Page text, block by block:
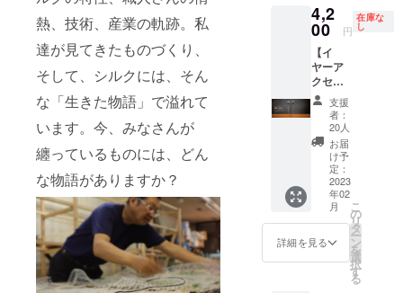
熱、技術、産業の軌跡。私
達が見てきたものづくり、
そして、シルクには、そん
な「生きた物語」で溢れて
います。今、みなさんが
纏っているものには、どん
な物語がありますか？
び方も
様々に
ます。
サイ
ズ：約
152cm
10cm
（白×黒
のリ
バーシ
ブルデ
ザイ
ン） 素
ルク
100%
160cm
×約
21cm
素材：
シルク
100%
（緯糸
黒に豊
田シル
クを使
用） 生
産国：
日本 ■
モニ
ターの
都合
上、掲
内容 ・
弊ブラ
ンド
HP（ト
ップ
ページ
下部を
予定）
に、ロ
ゴ＋
ホーム
ページ
へのリ
ンク
（SNS
リンク
も可）
業・店
舗様ロ
ゴ掲
載・
ホーム
ページ
等への
リンク
と合わ
せ、企
業・店
舗様を
取材さ
せてい
ただき
弊ブラ
ンドHP
4,2
00 円
在庫な
し
【イ
ヤーア
クセサ
リー織
り -
ORI-】
リボン
タイ・
ストー
ルと同
じ生地
を使用
した、
くるみ
ボタン
のイ
支援
者：
20人
お届
け予
定：
2023
年02
月
詳細を見る
こ
の
リ
タ
ー
ン
を
選
択
す
る